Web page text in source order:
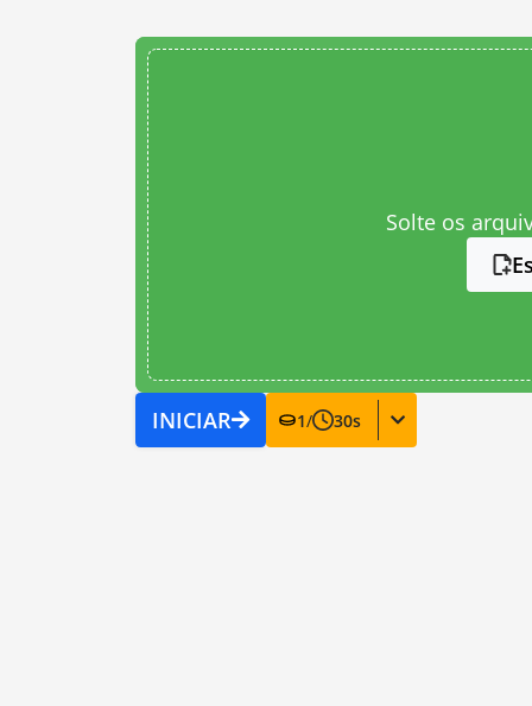
Solte os
INICIAR 1/ 30s